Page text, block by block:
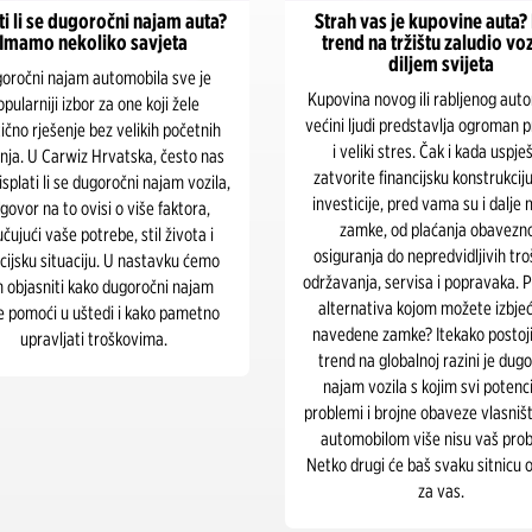
dugoročni najam vozila može
brendiranje vaše tvrtke
poslovnom svijetu, gdje
neprestano raste i dojam
ključnu ulogu, dugoročni najam
može biti izuzetno učinkovit alat
brendiranja vaše tvrtke.
se često misli da je najam vozila
opcija za privatne korisnike,
tvrtki prepoznaje prednosti koje
najam može donijeti njihovom
imidžu i operativnoj
Evo kako dugoročni najam
10 najčešćih zabluda o
dugoročnom najmu
Dugoročni najam vozila postaje
popularnija opcija za privatne i
korisnike, no unatoč rastućem
dalje postoje brojne zablude koje
odvraćaju ljude od ove praktične
U Carwizu vjerujemo da je
ključna za donošenje ispravnih
smo odlučili razjasniti 10
zabluda o dugoročnom najmu
biste mogli bolje razumjeti sve
koje ova opcija pruža.